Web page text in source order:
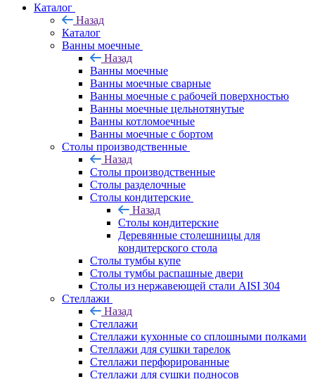
Каталог
Назад
Каталог
Ванны моечные
Назад
Ванны моечные
Ванны моечные сварные
Ванны моечные с рабочей поверхностью
Ванны моечные цельнотянутые
Ванны котломоечные
Ванны моечные с бортом
Столы производственные
Назад
Столы производственные
Столы разделочные
Столы кондитерские
Назад
Столы кондитерские
Деревянные столешницы для
кондитерского стола
Столы тумбы купе
Столы тумбы распашные двери
Столы из нержавеющей стали AISI 304
Стеллажи
Назад
Стеллажи
Стеллажи кухонные со сплошными полками
Стеллажи для сушки тарелок
Стеллажи перфорированные
Стеллажи для сушки подносов